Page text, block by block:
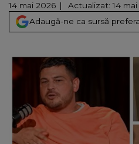
14 mai 2026
Actualizat: 14 mai
Adaugă-ne ca sursă